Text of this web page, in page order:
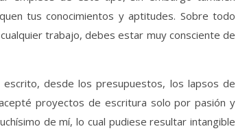
tus conocimientos y aptitudes. Sobre todo
trabajo, debes estar muy consciente de
desde los presupuestos, los lapsos de
proyectos de escritura solo por pasión y
de mí, lo cual pudiese resultar intangible